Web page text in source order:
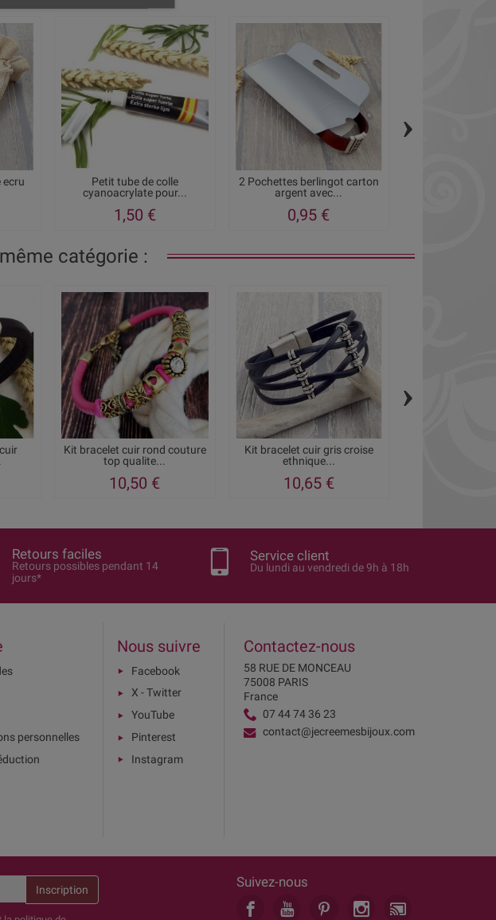
ecru
Petit tube de colle
cyanoacrylate pour...
1,50 €
2 Pochettes berlingot carton
argent avec...
0,95 €
›
catégorie :
Kit bracelet cuir rond couture
top qualite...
10,50 €
Kit bracelet cuir gris croise
ethnique...
10,65 €
›
Retours faciles
Retours possibles pendant 14
jours*
Service client
Du lundi au vendredi de 9h à 18h
personnelles
Nous suivre
Facebook
X - Twitter
YouTube
Pinterest
Instagram
Contactez-nous
58 RUE DE MONCEAU
75008 PARIS
France
07 44 74 36 23
contact@jecreemesbijoux.com
Suivez-nous